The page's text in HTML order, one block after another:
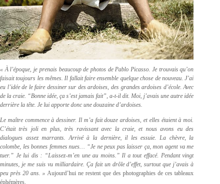
« À l’époque, je prenais beaucoup de photos de Pablo Picasso. Je trouvais qu’on
faisait toujours les mêmes. Il fallait faire ensemble quelque chose de nouveau. J’ai
eu l’idée de le faire dessiner sur des ardoises, des grandes ardoises d’école. Avec
de la craie. “Bonne idée, ça s’est jamais fait”, a-t-il dit. Moi, j’avais une autre idée
derrière la tête. Je lui apporte donc une douzaine d’ardoises.
Le maître commence à dessiner. Il m’a fait douze ardoises, et elles étaient à moi.
C’était très joli en plus, très ravissant avec la craie, et nous avons eu des
dialogues assez marrants. Arrivé à la dernière, il les essuie. La chèvre, la
colombe, les bonnes femmes nues… “Je ne peux pas laisser ça, mon agent va me
tuer.” Je lui dis : “Laissez-m’en une au moins.” Il a tout effacé. Pendant vingt
minutes, je me suis vu milliardaire. Ça fait un drôle d’effet, surtout que j’avais à
peu près 20 ans. »Aujourd’hui ne restent que des photographies de ces tableaux
éphémères.